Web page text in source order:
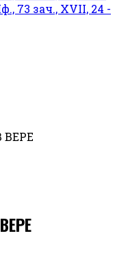
73 зач., XVII, 24 -
ВЕРЕ